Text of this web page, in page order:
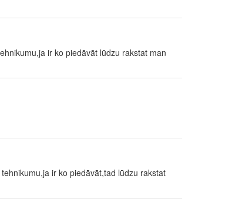
ir ko piedāvāt lūdzu rakstat man
ir ko piedāvāt,tad lūdzu rakstat